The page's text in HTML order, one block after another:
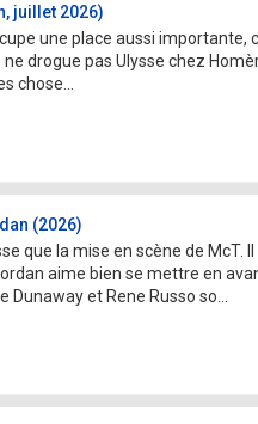
juillet 2026)
une place aussi
drogue pas Ulysse chez
chose...
(2026)
que la mise en scène de McT.
aime bien se mettre en
et Rene Russo so...